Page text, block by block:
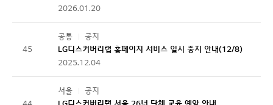
2026.01.20
45
공통
공지
LG디스커버리랩 홈페이지 서비스 일시 중지 안내(12/8)
2025.12.04
서울
공지